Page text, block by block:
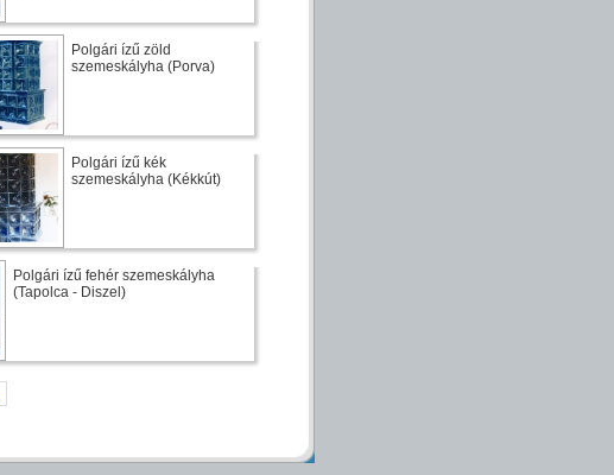
Polgári ízű zöld
szemeskályha (Porva)
Polgári ízű kék
szemeskályha (Kékkút)
Polgári ízű fehér szemeskályha
(Tapolca - Diszel)